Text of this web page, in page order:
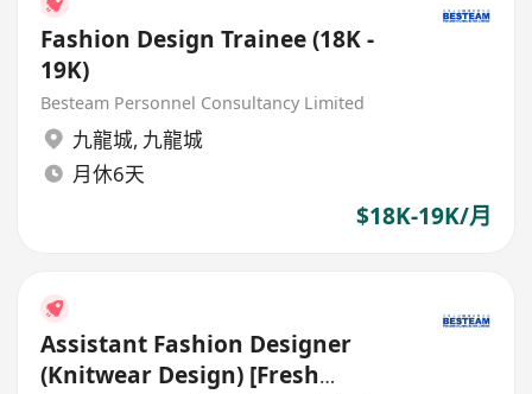
Fashion Design Trainee (18K -
19K)
Besteam Personnel Consultancy Limited
九龍城, 九龍城
月休6天
$18K-19K/月
Assistant Fashion Designer
(Knitwear Design) [Fresh